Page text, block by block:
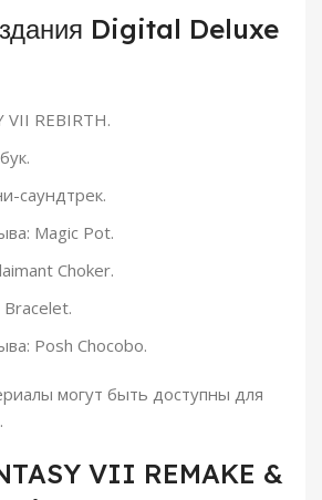
Digital Deluxe
VII REBIRTH.
саундтрек.
Magic Pot.
Choker.
Posh Chocobo.
могут быть доступны для
VII REMAKE &